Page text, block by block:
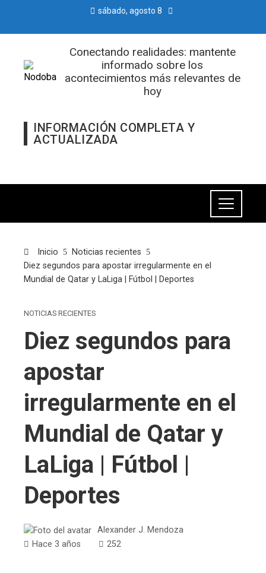
sábado, agosto 8
Conectando realidades: mantente
informado sobre los
acontecimientos más relevantes de
hoy
INFORMACIÓN COMPLETA Y
ACTUALIZADA
Inicio
Noticias recientes
Diez segundos para apostar irregularmente en el
Mundial de Qatar y LaLiga | Fútbol | Deportes
NOTICIAS RECIENTES
Diez segundos para
apostar
irregularmente en el
Mundial de Qatar y
LaLiga | Fútbol |
Deportes
Alexander J. Mendoza
Hace 3 años
252